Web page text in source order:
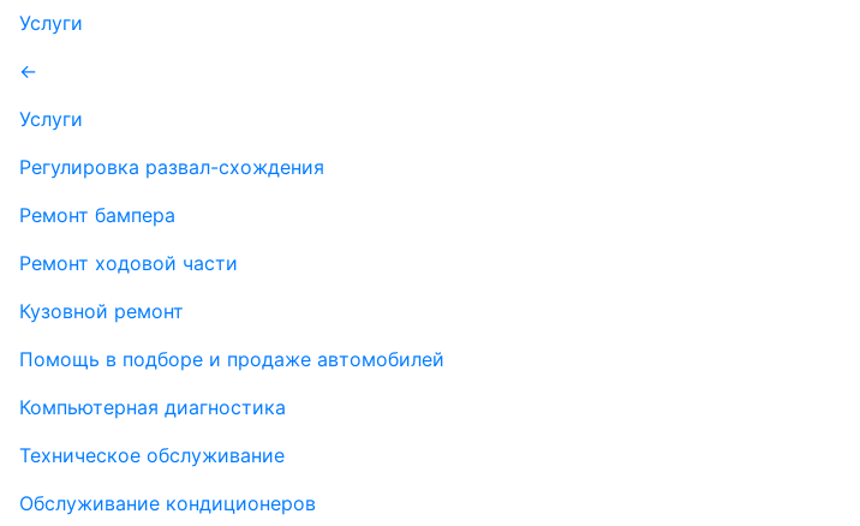
Услуги
←
Услуги
Регулировка развал-схождения
Ремонт бампера
Ремонт ходовой части
Кузовной ремонт
Помощь в подборе и продаже автомобилей
Компьютерная диагностика
Техническое обслуживание
Обслуживание кондиционеров